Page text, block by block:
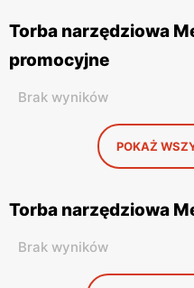
Torba narzędziowa
promocyjne
Brak wyników
POKAŻ
Torba narzędziowa
Brak wyników